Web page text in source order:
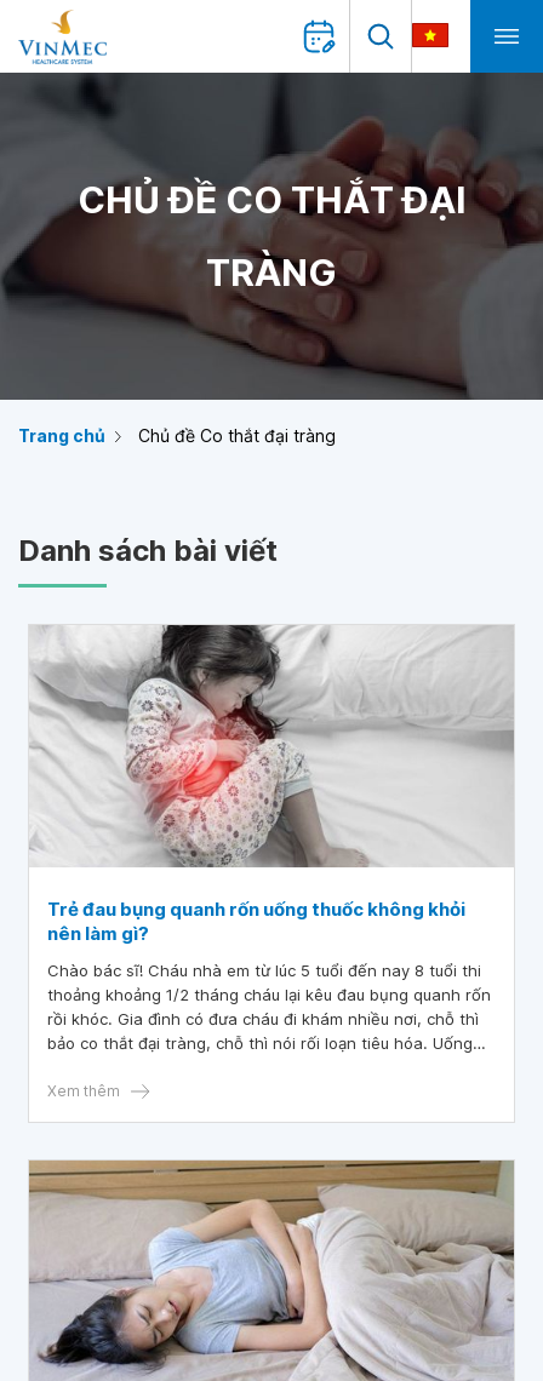
CHỦ ĐỀ CO THẮT ĐẠI
TRÀNG
Trang chủ Chủ đề Co thắt đại tràng
Danh sách bài viết
Trẻ đau bụng quanh rốn uống thuốc không khỏi
nên làm gì?
Chào bác sĩ! Cháu nhà em từ lúc 5 tuổi đến nay 8 tuổi thi
thoảng khoảng 1/2 tháng cháu lại kêu đau bụng quanh rốn
rồi khóc. Gia đình có đưa cháu đi khám nhiều nơi, chỗ thì
bảo co thắt đại tràng, chỗ thì nói rối loạn tiêu hóa. Uống
Xem thêm